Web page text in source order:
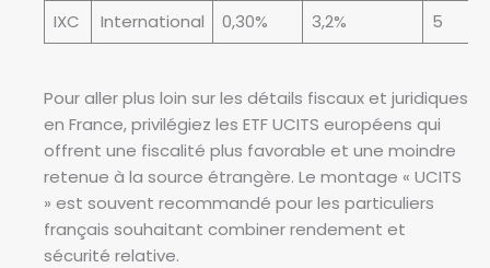
d
e
e
IXC
International 0,30% 3,2% 5
Pour aller plus loin sur les détails fiscaux et juridiques
en France, privilégiez les ETF UCITS européens qui
offrent une fiscalité plus favorable et une moindre
retenue à la source étrangère. Le montage « UCITS
» est souvent recommandé pour les particuliers
français souhaitant combiner rendement et
sécurité relative.